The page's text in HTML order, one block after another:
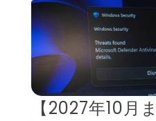
【2027年10月